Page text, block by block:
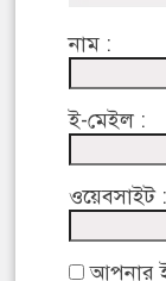
নাম :
ই-মেইল :
ওয়েবসাইট :
আপনার